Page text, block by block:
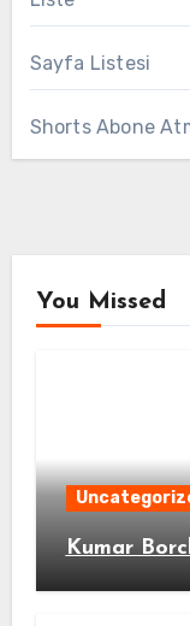
Sayfa Listesi
Shorts Abone
You Missed
Kumar